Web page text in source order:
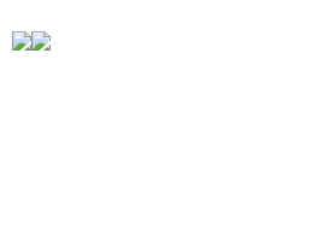
１．透過由恩沛科技股份有限公司提供之「
易，需依本服務之必要範圍內提供個人資料
每筆NT$200